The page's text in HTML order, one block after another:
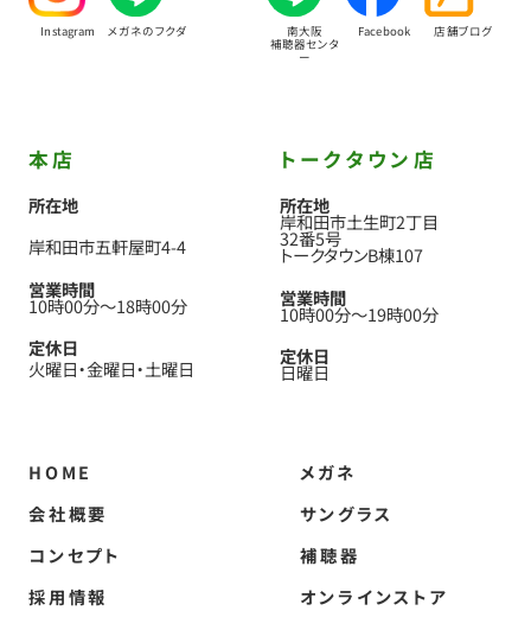
Instagram メガネのフクダ 南大阪
補聴器センタ
ー
Facebook 店舗ブログ
本店
所在地
岸和田市五軒屋町4-4
営業時間
10時00分〜18時00分
定休日
火曜日 金曜日 土曜日
トークタウン店
所在地
岸和田市土生町2丁目
32番5号
トークタウンB棟107
営業時間
10時00分〜19時00分
定休日
日曜日
HOME
会社概要
コンセプト
採用情報
メガネ
サングラス
補聴器
オンラインストア